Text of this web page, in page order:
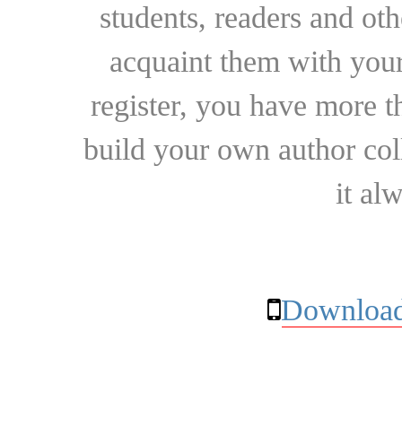
students, readers and
acquaint them with
register, you have more
build your own author
it